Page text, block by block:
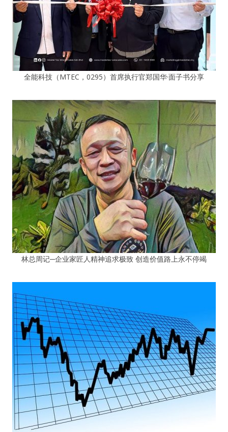
全能科技（MTEC，0295）首席执行官郑国华·面子书分享
林总周记─企业家匠人精神追求极致 创造价值路上永不停竭